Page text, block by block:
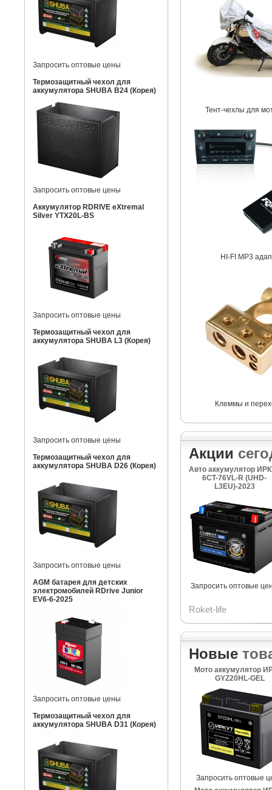
Запросить оптовые цены
Термозащитный чехол для
аккумулятора SHUBA B24 (Корея)
Запросить оптовые цены
Аккумулятор RDRIVE eXtremal
Silver YTX20L-BS
Запросить оптовые цены
Термозащитный чехол для
аккумулятора SHUBA L3 (Корея)
Запросить оптовые цены
Термозащитный чехол для
аккумулятора SHUBA D26 (Корея)
Запросить оптовые цены
AGM батарея для детских
электромобилей RDrive Junior
EV6-6-2025
Запросить оптовые цены
Термозащитный чехол для
аккумулятора SHUBA D31 (Корея)
Тент-чехлы для
HI-FI MP3
Клеммы и
Акции
Авто аккумулятор
6CT-76VL-R (UHD-
L3EU)-2023
Запросить оптовые
Roket-life
Новые
Мото аккумулятор
GYZ20HL-GEL
Запросить оптовые